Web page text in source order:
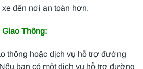
đến nơi an toàn hơn.
Thông:
thông hoặc dịch vụ hỗ trợ đường
bạn có một dịch vụ hỗ trợ đường